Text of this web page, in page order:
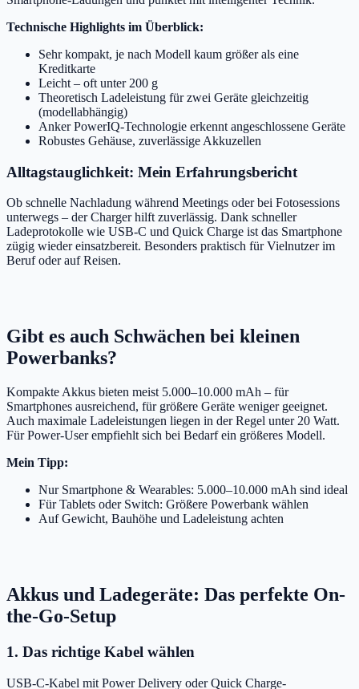
Technische Highlights im Überblick:
Sehr kompakt, je nach Modell kaum größer als eine
Kreditkarte
Leicht – oft unter 200 g
Theoretisch Ladeleistung für zwei Geräte gleichzeitig
(modellabhängig)
Anker PowerIQ-Technologie erkennt angeschlossene Geräte
Robustes Gehäuse, zuverlässige Akkuzellen
Alltagstauglichkeit: Mein Erfahrungsbericht
Ob schnelle Nachladung während Meetings oder bei Fotosessions
unterwegs – der Charger hilft zuverlässig. Dank schneller
Ladeprotokolle wie USB-C und Quick Charge ist das Smartphone
zügig wieder einsatzbereit. Besonders praktisch für Vielnutzer im
Beruf oder auf Reisen.
Gibt es auch Schwächen bei kleinen
Powerbanks?
Kompakte Akkus bieten meist 5.000–10.000 mAh – für
Smartphones ausreichend, für größere Geräte weniger geeignet.
Auch maximale Ladeleistungen liegen in der Regel unter 20 Watt.
Für Power-User empfiehlt sich bei Bedarf ein größeres Modell.
Mein Tipp:
Nur Smartphone & Wearables: 5.000–10.000 mAh sind ideal
Für Tablets oder Switch: Größere Powerbank wählen
Auf Gewicht, Bauhöhe und Ladeleistung achten
Akkus und Ladegeräte: Das perfekte On-
the-Go-Setup
1. Das richtige Kabel wählen
USB-C-Kabel mit Power Delivery oder Quick Charge-